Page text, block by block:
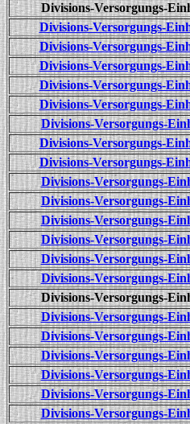
Divisions-Versorgungs-
Divisions-Versorgungs-
Divisions-Versorgungs-
Divisions-Versorgungs-
Divisions-Versorgungs-
Divisions-Versorgungs-
Divisions-Versorgungs-
Divisions-Versorgungs-
Divisions-Versorgungs-
Divisions-Versorgungs-
Divisions-Versorgungs-
Divisions-Versorgungs-
Divisions-Versorgungs-
Divisions-Versorgungs-
Divisions-Versorgungs-
Divisions-Versorgungs-
Divisions-Versorgungs-
Divisions-Versorgungs-
Divisions-Versorgungs-
Divisions-Versorgungs-
Divisions-Versorgungs-
Divisions-Versorgungs-